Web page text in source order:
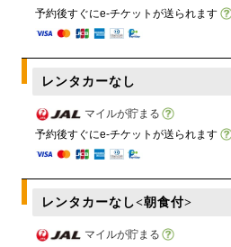
予約後すぐにe-チケットが送られます
レンタカーなし
マイルが貯まる
予約後すぐにe-チケットが送られます
レンタカーなし<朝食付>
マイルが貯まる